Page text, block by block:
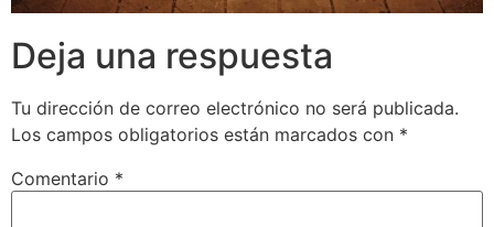
Deja una respuesta
Tu dirección de correo electrónico no será publicada.
Los campos obligatorios están marcados con *
Comentario *